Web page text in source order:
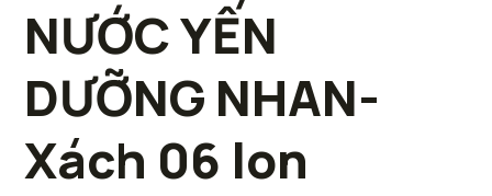
NƯỚC YẾN
DƯỠNG NHAN-
Xách 06 lon